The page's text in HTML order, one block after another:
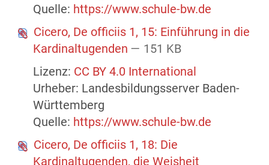
Quelle: https://www.schule-bw.de
Cicero, De officiis 1, 15: Einführung in die
Kardinaltugenden — 151 KB
Lizenz: CC BY 4.0 International
Urheber: Landesbildungsserver Baden-
Württemberg
Quelle: https://www.schule-bw.de
Cicero, De officiis 1, 18: Die
Kardinaltugenden, die Weisheit